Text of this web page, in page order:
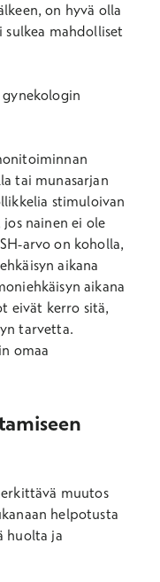
on hyvä olla
sulkea mahdolliset
tai munasarjan
stimuloivan
nainen ei ole
arvo on koholla,
aikana
aikana
eivät kerro sitä,
tarvetta.
omaa
muutos
helpotusta
huolta ja